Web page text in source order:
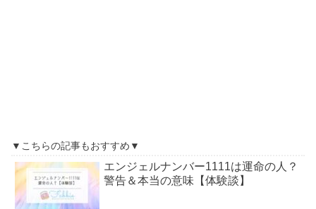
▼こちらの記事もおすすめ▼
エンジェルナンバー1111は運命の人？
警告＆本当の意味【体験談】